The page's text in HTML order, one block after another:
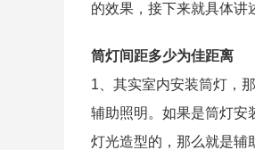
的效果，接下来就具体讲
筒灯间距多少为佳距离
1、其实室内安装筒灯，
辅助照明。如果是筒灯安
灯光造型的，那么就是辅